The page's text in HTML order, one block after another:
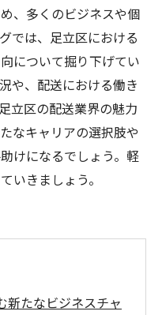
、多くのビジネスや個
では、足立区における
について掘り下げてい
や、配送における働き
立区の配送業界の魅力
なキャリアの選択肢や
けになるでしょう。軽
いきましょう。
新たなビジネスチャ